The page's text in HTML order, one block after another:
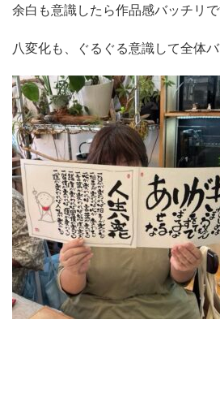
余白も意識したら作品感バッチリで
八変化も、ぐるぐる意識して全体